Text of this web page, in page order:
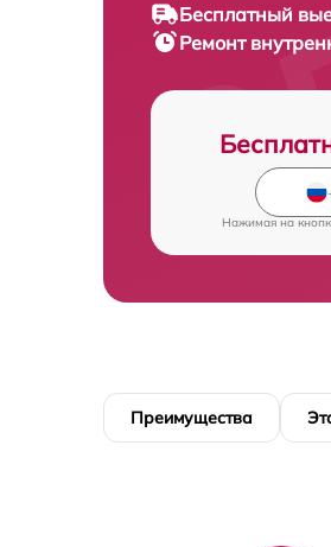
Бесплатный
Ремонт
Нажимая на
Преимущества